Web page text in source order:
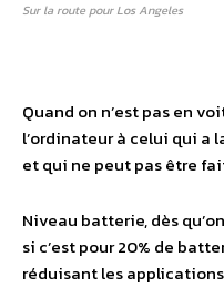
Sur la route pour Los Angeles
Quand on n’est pas en
l’ordinateur à celui qui a
et qui ne peut pas être
Niveau batterie, dès
si c’est pour 20% de
réduisant les